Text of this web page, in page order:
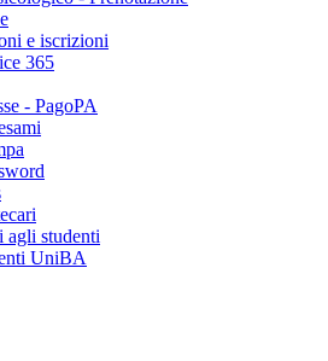
e iscrizioni
365
- PagoPA
agli studenti
UniBA